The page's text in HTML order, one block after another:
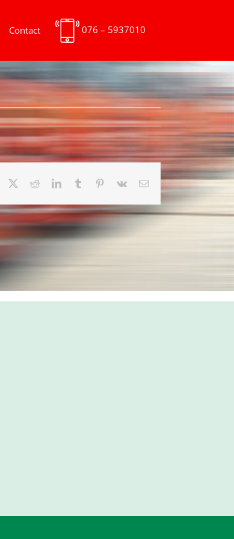
Contact 076 – 5937010
Facebook RedditLinkedInTumblr Pinterest
Vk
E-
mail